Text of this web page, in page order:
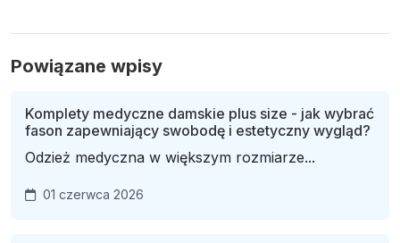
Powiązane wpisy
Komplety medyczne damskie plus size - jak wybrać
fason zapewniający swobodę i estetyczny wygląd?
Odzież medyczna w większym rozmiarze...
01 czerwca 2026